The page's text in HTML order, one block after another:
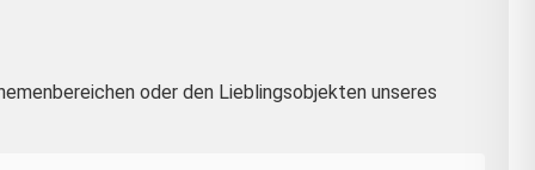
oder den Lieblingsobjekten unseres